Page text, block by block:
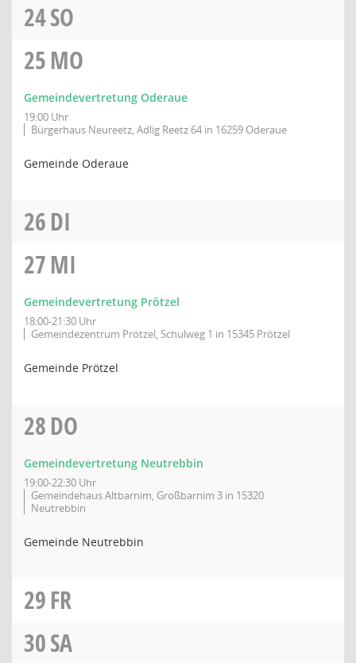
24SO
25MO
Gemeindevertretung Oderaue
19:00 Uhr
Bürgerhaus Neureetz, Adlig Reetz 64 in 16259 Oderaue
Gemeinde Oderaue
26DI
27MI
Gemeindevertretung Prötzel
18:00-21:30 Uhr
Gemeindezentrum Prötzel, Schulweg 1 in 15345 Prötzel
Gemeinde Prötzel
28DO
Gemeindevertretung Neutrebbin
19:00-22:30 Uhr
Gemeindehaus Altbarnim, Großbarnim 3 in 15320
Neutrebbin
Gemeinde Neutrebbin
29FR
30SA